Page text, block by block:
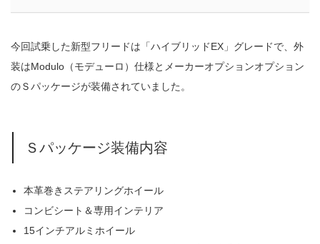
今回試乗した新型フリードは「ハイブリッドEX」グレードで、外
装はModulo（モデューロ）仕様とメーカーオプションオプション
のＳパッケージが装備されていました。
Ｓパッケージ装備内容
本革巻きステアリングホイール
コンビシート＆専用インテリア
15インチアルミホイール